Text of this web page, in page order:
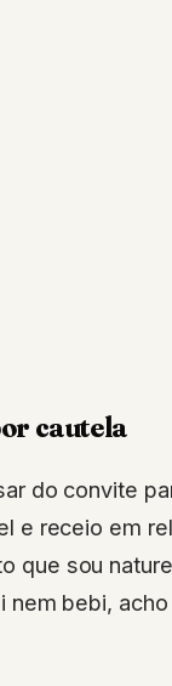
cautela
do convite
e receio em
que sou
bebi,